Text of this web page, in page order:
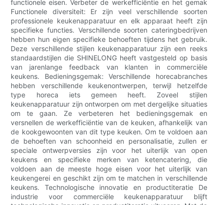
functionele eisen. Verbeter de werkefficiëntie en het gemak
Functionele diversiteit: Er zijn veel verschillende soorten
professionele keukenapparatuur en elk apparaat heeft zijn
specifieke functies. Verschillende soorten cateringbedrijven
hebben hun eigen specifieke behoeften tijdens het gebruik.
Deze verschillende stijlen keukenapparatuur zijn een reeks
standaardstijlen die SHINELONG heeft vastgesteld op basis
van jarenlange feedback van klanten in commerciële
keukens. Bedieningsgemak: Verschillende horecabranches
hebben verschillende keukenontwerpen, terwijl hetzelfde
type horeca iets gemeen heeft. Zoveel stijlen
keukenapparatuur zijn ontworpen om met dergelijke situaties
om te gaan. Ze verbeteren het bedieningsgemak en
versnellen de werkefficiëntie van de keuken, afhankelijk van
de kookgewoonten van dit type keuken. Om te voldoen aan
de behoeften van schoonheid en personalisatie, zullen er
speciale ontwerpversies zijn voor het uiterlijk van open
keukens en specifieke merken van ketencatering, die
voldoen aan de meeste hoge eisen voor het uiterlijk van
keukengerei en geschikt zijn om te matchen in verschillende
keukens. Technologische innovatie en productiteratie De
industrie voor commerciële keukenapparatuur blijft